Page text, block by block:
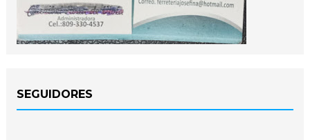
SEGUIDORES